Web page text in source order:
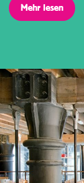
Mehr lesen